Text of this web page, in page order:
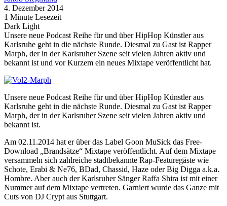
4. Dezember 2014
1 Minute Lesezeit
Dark Light
Unsere neue Podcast Reihe für und über HipHop Künstler aus
Karlsruhe geht in die nächste Runde. Diesmal zu Gast ist Rapper
Marph, der in der Karlsruher Szene seit vielen Jahren aktiv und
bekannt ist und vor Kurzem ein neues Mixtape veröffentlicht hat.
Unsere neue Podcast Reihe für und über HipHop Künstler aus
Karlsruhe geht in die nächste Runde. Diesmal zu Gast ist Rapper
Marph, der in der Karlsruher Szene seit vielen Jahren aktiv und
bekannt ist.
Am 02.11.2014 hat er über das Label Goon MuSick das Free-
Download „Brandsätze“ Mixtape veröffentlicht. Auf dem Mixtape
versammeln sich zahlreiche stadtbekannte Rap-Featuregäste wie
Schote, Erabi & Ne76, BDad, Chassid, Haze oder Big Digga a.k.a.
Hombre. Aber auch der Karlsruher Sänger Raffa Shira ist mit einer
Nummer auf dem Mixtape vertreten. Garniert wurde das Ganze mit
Cuts von DJ Crypt aus Stuttgart.